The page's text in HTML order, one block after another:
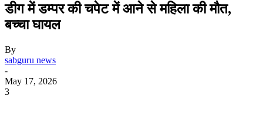
डीग में डम्पर की चपेट में आने से महिला की मौत,
बच्चा घायल
By
sabguru news
-
May 17, 2026
3